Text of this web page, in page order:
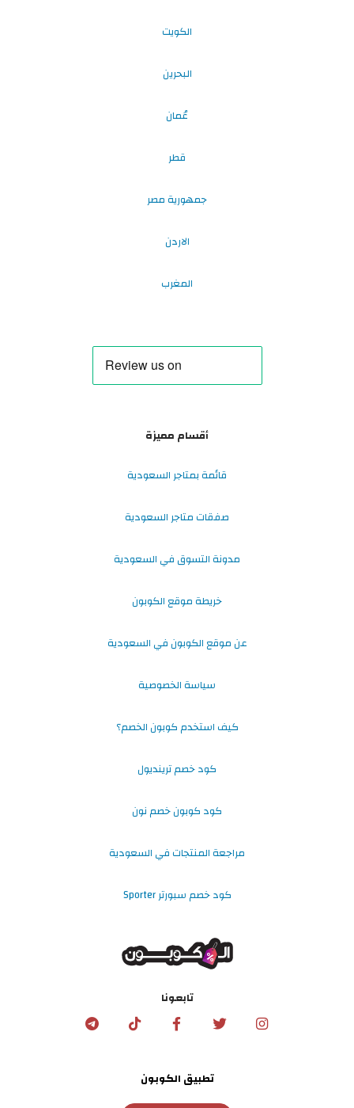
الكويت
البحرين
عُمان
قطر
جمهورية مصر
الاردن
المغرب
أقسام مميزة
قائمة بمتاجر السعودية
صفقات متاجر السعودية
مدونة التسوق في السعودية
خريطة موقع الكوبون
عن موقع الكوبون في السعودية
سياسة الخصوصية
كيف استخدم كوبون الخصم؟
كود خصم ترينديول
كود كوبون خصم نون
مراجعة المنتجات في السعودية
كود خصم سبورتر Sporter
تابعونا
تطبيق الكوبون